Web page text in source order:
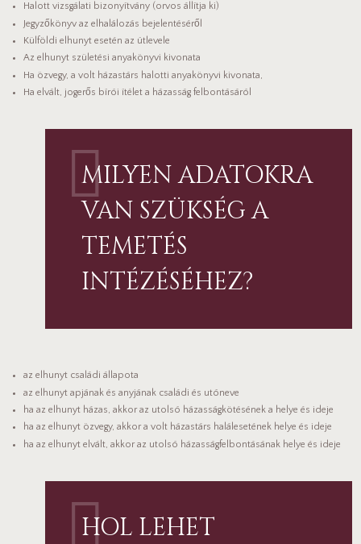
Halott vizsgálati bizonyítvány (orvos állítja ki)
Jegyzőkönyv az elhalálozás bejelentéséről
Külföldi elhunyt esetén az útlevele
Az elhunyt születési anyakönyvi kivonata
Ha özvegy, a volt házastárs halotti anyakönyvi kivonata,
Ha elvált, jogerős bírói ítélet a házasság felbontásáról
MILYEN ADATOKRA
VAN SZÜKSÉG A
TEMETÉS
INTÉZÉSÉHEZ?
az elhunyt családi állapota
az elhunyt apjának és anyjának családi és utóneve
ha az elhunyt házas, akkor az utolsó házasságkötésének a helye és ideje
ha az elhunyt özvegy, akkor a volt házastárs halálesetének helye és ideje
ha az elhunyt elvált, akkor az utolsó házasságfelbontásának helye és ideje
HOL LEHET